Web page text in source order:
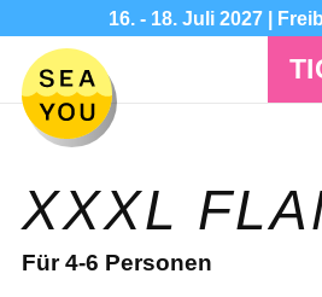
16. - 18. Juli 2027 |
XXXL
Für 4-6 Personen